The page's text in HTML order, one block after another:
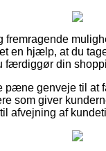
fremragende
en hjælp, at du
færdiggør din
genveje til at
som giver
afvejning af